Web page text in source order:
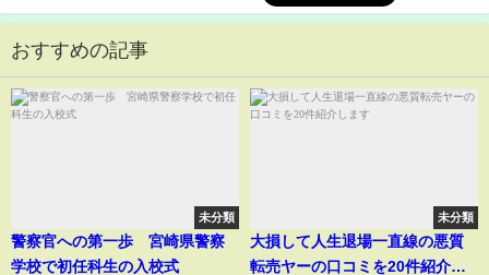
おすすめの記事
未分類
警察官への第一歩 宮崎県警察
学校で初任科生の入校式
未分類
大損して人生退場一直線の悪質
転売ヤーの口コミを20件紹介し